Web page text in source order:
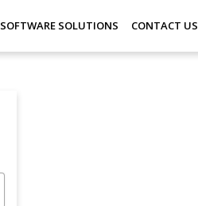
SOFTWARE SOLUTIONS CONTACT US